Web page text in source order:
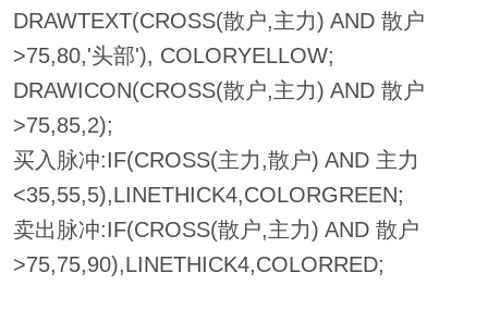
DRAWTEXT(CROSS(散户,主力) AND 散户
>75,80,'头部'), COLORYELLOW;
DRAWICON(CROSS(散户,主力) AND 散户
>75,85,2);
买入脉冲:IF(CROSS(主力,散户) AND 主力
<35,55,5),LINETHICK4,COLORGREEN;
卖出脉冲:IF(CROSS(散户,主力) AND 散户
>75,75,90),LINETHICK4,COLORRED;